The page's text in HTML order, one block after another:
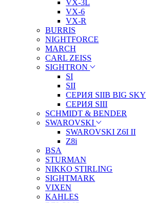
VX-3L
VX-6
VX-R
BURRIS
NIGHTFORCE
MARCH
CARL ZEISS
SIGHTRON
SI
SII
СЕРИЯ SIIB BIG SKY
СЕРИЯ SIII
SCHMIDT & BENDER
SWAROVSKI
SWAROVSKI Z6I II
Z8i
BSA
STURMAN
NIKKO STIRLING
SIGHTMARK
VIXEN
KAHLES